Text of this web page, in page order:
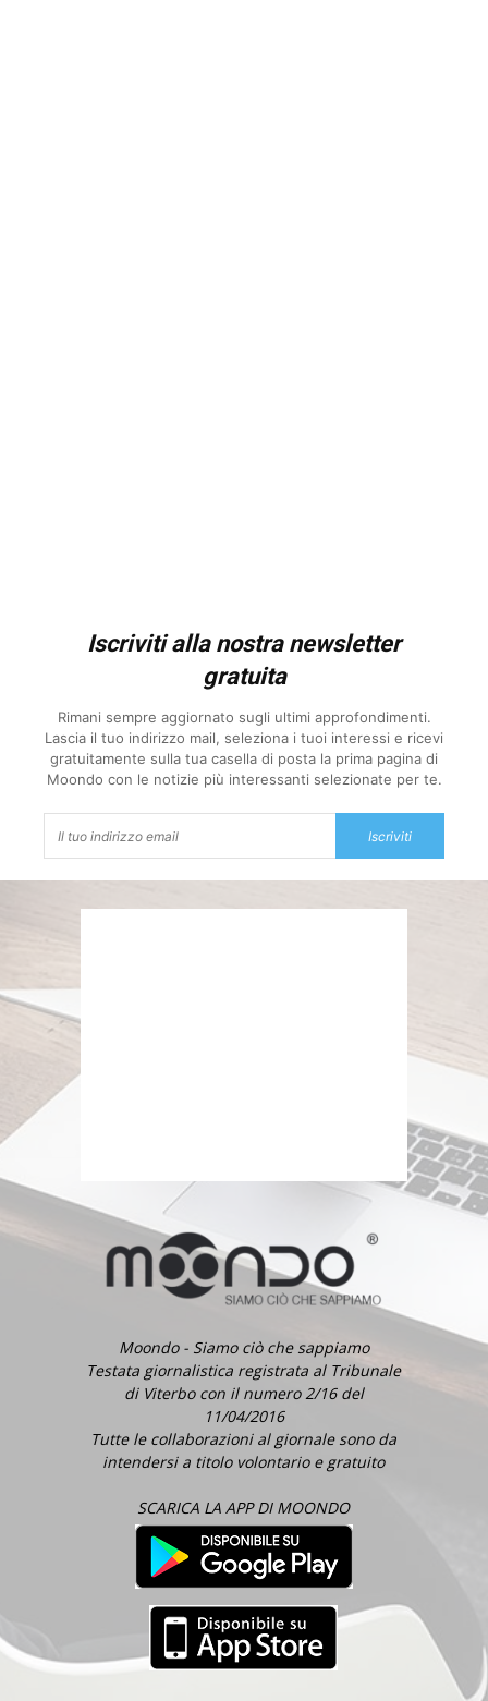
Iscriviti alla nostra newsletter
gratuita
Rimani sempre aggiornato sugli ultimi approfondimenti.
Lascia il tuo indirizzo mail, seleziona i tuoi interessi e ricevi
gratuitamente sulla tua casella di posta la prima pagina di
Moondo con le notizie più interessanti selezionate per te.
Iscriviti
Moondo - Siamo ciò che sappiamo
Testata giornalistica registrata al Tribunale
di Viterbo con il numero 2/16 del
11/04/2016
Tutte le collaborazioni al giornale sono da
intendersi a titolo volontario e gratuito
SCARICA LA APP DI MOONDO